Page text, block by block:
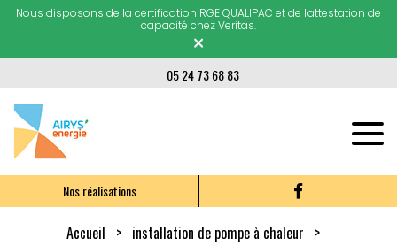
Nous disposons de la certification RGE QUALIPAC et de l'attestation de
capacité chez Veritas.
×
05 24 73 68 83
Nos réalisations
Accueil
installation de pompe à chaleur